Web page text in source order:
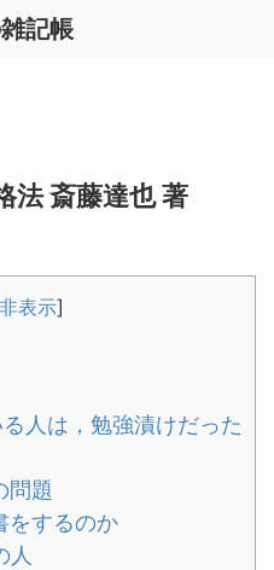
記帳
法 斎藤達也 著
非表示]
人は，勉強漬けだった
問題
をするのか
人